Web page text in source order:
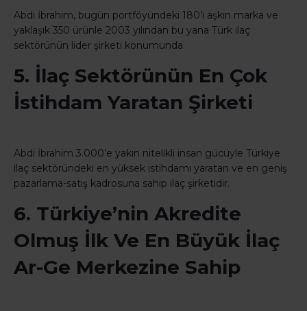
Abdi İbrahim, bugün portföyündeki 180’i aşkın marka ve
yaklaşık 350 ürünle 2003 yılından bu yana Türk ilaç
sektörünün lider şirketi konumunda.
5. İlaç Sektörünün En Çok
İstihdam Yaratan Şirketi
Abdi İbrahim 3.000’e yakın nitelikli insan gücüyle Türkiye
ilaç sektöründeki en yüksek istihdamı yaratan ve en geniş
pazarlama-satış kadrosuna sahip ilaç şirketidir.
6. Türkiye’nin Akredite
Olmuş İlk Ve En Büyük İlaç
Ar-Ge Merkezine Sahip